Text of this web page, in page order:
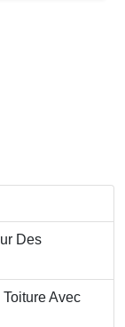
Des
Avec